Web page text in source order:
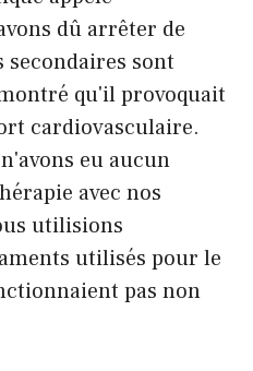
dû arrêter de
sont
qu'il provoquait
cardiovasculaire.
eu aucun
avec nos
utilisions
utilisés pour le
pas non